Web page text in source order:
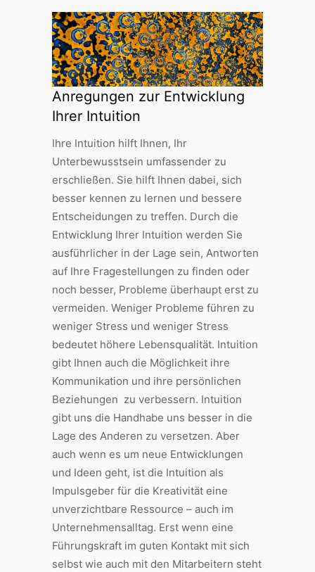
Anregungen zur Entwicklung
Ihrer Intuition
Ihre Intuition hilft Ihnen, Ihr
Unterbewusstsein umfassender zu
erschließen. Sie hilft Ihnen dabei, sich
besser kennen zu lernen und bessere
Entscheidungen zu treffen. Durch die
Entwicklung Ihrer Intuition werden Sie
ausführlicher in der Lage sein, Antworten
auf Ihre Fragestellungen zu finden oder
noch besser, Probleme überhaupt erst zu
vermeiden. Weniger Probleme führen zu
weniger Stress und weniger Stress
bedeutet höhere Lebensqualität. Intuition
gibt Ihnen auch die Möglichkeit ihre
Kommunikation und ihre persönlichen
Beziehungen zu verbessern. Intuition
gibt uns die Handhabe uns besser in die
Lage des Anderen zu versetzen. Aber
auch wenn es um neue Entwicklungen
und Ideen geht, ist die Intuition als
Impulsgeber für die Kreativität eine
unverzichtbare Ressource – auch im
Unternehmensalltag. Erst wenn eine
Führungskraft im guten Kontakt mit sich
selbst wie auch mit den Mitarbeitern steht